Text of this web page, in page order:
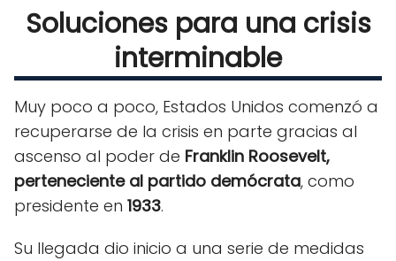
Soluciones para una crisis
interminable
Muy poco a poco, Estados Unidos comenzó a
recuperarse de la crisis en parte gracias al
ascenso al poder de Franklin Roosevelt,
perteneciente al partido demócrata, como
presidente en 1933.
Su llegada dio inicio a una serie de medidas